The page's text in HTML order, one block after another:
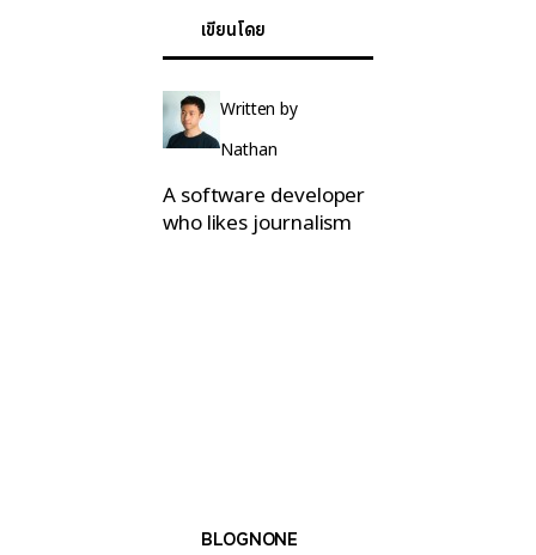
เขียนโดย
Written by
Nathan
A software developer
who likes journalism
BLOGNONE